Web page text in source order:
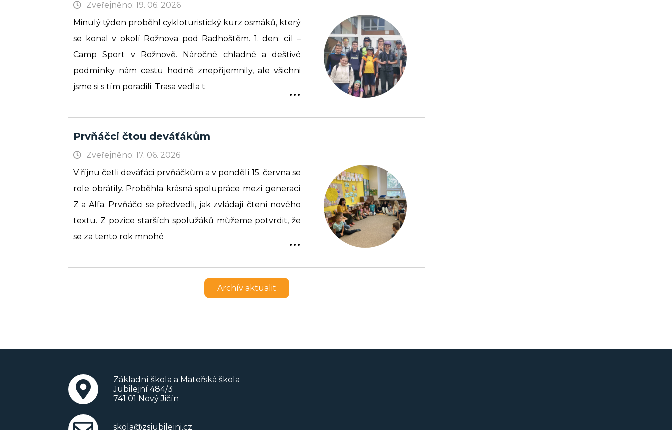
Zveřejněno: 19. 06. 2026
Minulý týden proběhl cykloturistický kurz osmáků, který
se konal v okolí Rožnova pod Radhoštěm. 1. den: cíl –
Camp Sport v Rožnově. Náročné chladné a deštivé
podmínky nám cestu hodně znepříjemnily, ale všichni
jsme si s tím poradili. Trasa vedla t
...
Prvňáčci čtou deváťákům
Zveřejněno: 17. 06. 2026
V říjnu četli deváťáci prvňáčkům a v pondělí 15. června se
role obrátily. Proběhla krásná spolupráce mezí generací
Z a Alfa. Prvňáčci se předvedli, jak zvládají čtení nového
textu. Z pozice starších spolužáků můžeme potvrdit, že
se za tento rok mnohé
...
Archív aktualit
Základní škola a Mateřská škola
Jubilejní 484/3
741 01 Nový Jičín
skola@zsjubilejni.cz